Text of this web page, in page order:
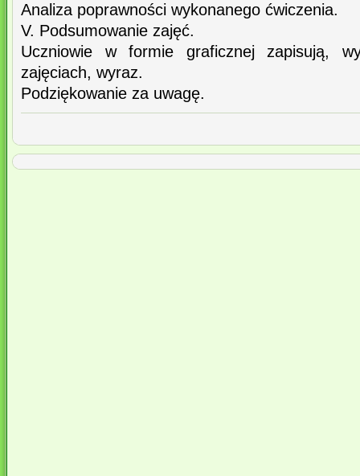
Analiza poprawności wykonanego ćwiczenia.
V. Podsumowanie zajęć.
Uczniowie w formie graficznej zapisują,
zajęciach, wyraz.
Podziękowanie za uwagę.